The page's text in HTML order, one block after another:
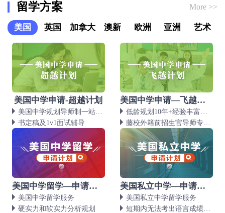
留学方案 More >>
美国 英国 加拿大 澳新 欧洲 亚洲 艺术
美国中学申请-超越计划
美国中学规划导师制一站式服务。
书定稿及1v1面试辅导
美国中学申请—飞越计划
低龄规划10年+经验丰富的文书团队
藤校外籍前招生官导师专业服务
美国中学留学—申请计划
美国中学留学服务
硬实力和软实力分析规划
美国私立中学—申请计划
美国私立中学留学服务
短期内无法考出语言成绩的学生